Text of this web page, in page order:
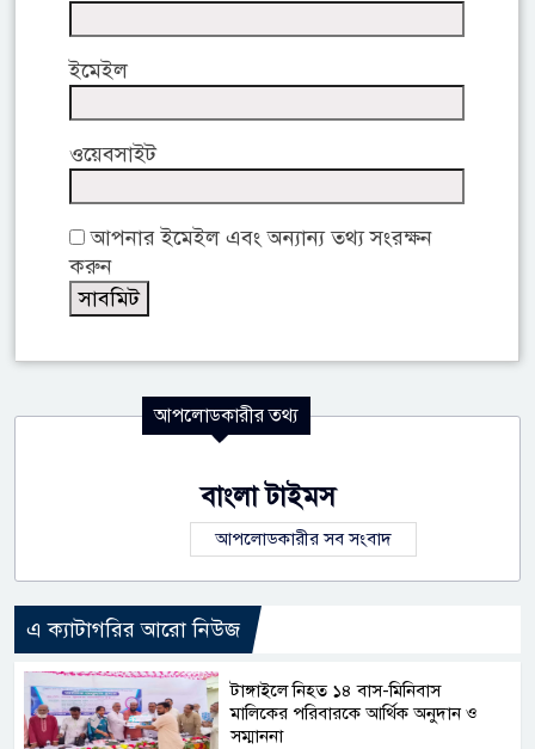
ইমেইল
ওয়েবসাইট
আপনার ইমেইল এবং অন্যান্য তথ্য সংরক্ষন
করুন
আপলোডকারীর তথ্য
বাংলা টাইমস
আপলোডকারীর সব সংবাদ
এ ক্যাটাগরির আরো নিউজ
টাঙ্গাইলে নিহত ১৪ বাস-মিনিবাস
মালিকের পরিবারকে আর্থিক অনুদান ও
সম্মাননা